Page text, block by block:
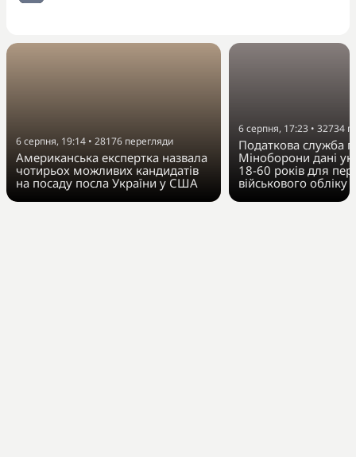
6 серпня, 19:14 • 28176 перегляди
Американська експертка назвала
чотирьох можливих кандидатів
на посаду посла України у США
6 серпня, 17:23 • 32734
Податкова служба
Міноборони дані
18-60 років для
військового обліку